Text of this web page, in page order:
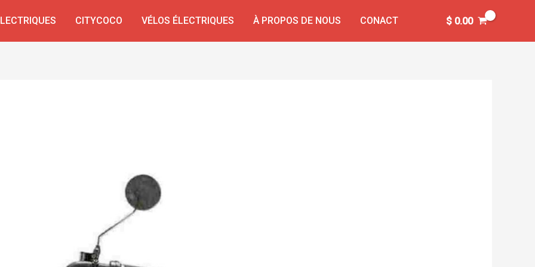
CITYCOCO VÉLOS ÉLECTRIQUES À PROPOS DE NOUS CONACT $0.00